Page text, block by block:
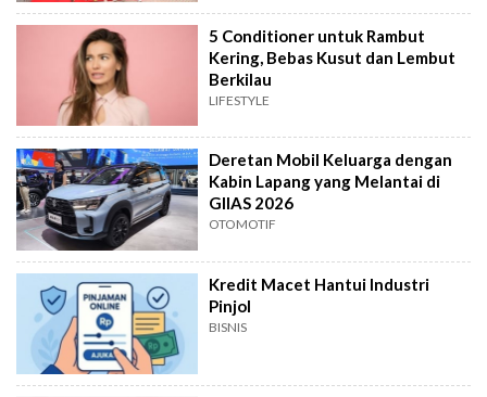
5 Conditioner untuk Rambut
Kering, Bebas Kusut dan Lembut
Berkilau
LIFESTYLE
Deretan Mobil Keluarga dengan
Kabin Lapang yang Melantai di
GIIAS 2026
OTOMOTIF
Kredit Macet Hantui Industri
Pinjol
BISNIS